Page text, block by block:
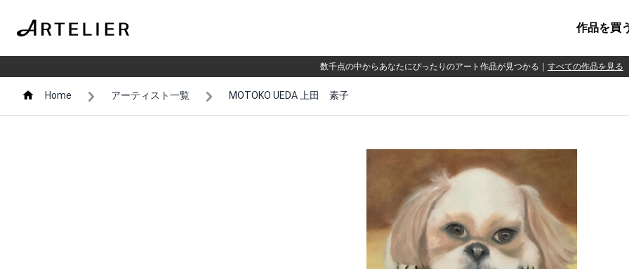
作品を買
数千点の中からあなたにぴったりのアート作品が見つかる すべての作品を見る
Home アーティスト一覧 MOTOKO UEDA 上田 素子